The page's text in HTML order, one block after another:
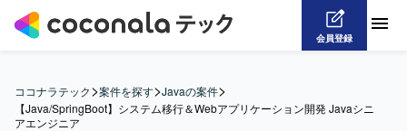
会員登録
ココナラテック>案件を探す>Javaの案件>
【Java/SpringBoot】システム移行＆Webアプリケーション開発 Javaシニ
アエンジニア